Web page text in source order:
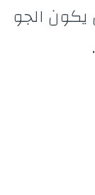
يكون الجو